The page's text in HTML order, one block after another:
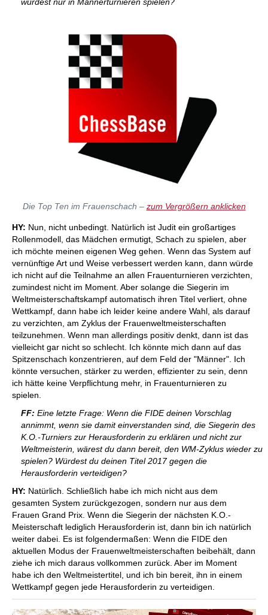
Die Top Ten im Frauenschach – zum Vergrößern anklicken
HY: Nun, nicht unbedingt. Natürlich ist Judit ein großartiges
Rollenmodell, das Mädchen ermutigt, Schach zu spielen, aber
ich möchte meinen eigenen Weg gehen. Wenn das System auf
vernünftige Art und Weise verbessert werden kann, dann würde
ich nicht auf die Teilnahme an allen Frauenturnieren verzichten,
zumindest nicht im Moment. Aber solange die Siegerin im
Weltmeisterschaftskampf automatisch ihren Titel verliert, ohne
Wettkampf, dann habe ich leider keine andere Wahl, als darauf
zu verzichten, am Zyklus der Frauenweltmeisterschaften
teilzunehmen. Wenn man allerdings positiv denkt, dann ist das
vielleicht gar nicht so schlecht. Ich könnte mich dann auf das
Spitzenschach konzentrieren, auf dem Feld der "Männer". Ich
könnte versuchen, stärker zu werden, effizienter zu sein, denn
ich hätte keine Verpflichtung mehr, in Frauenturnieren zu
spielen.
FF: Eine letzte Frage: Wenn die FIDE deinen Vorschlag
annimmt, wenn sie damit einverstanden sind, die Siegerin des
K.O.-Turniers zur Herausforderin zu erklären und nicht zur
Weltmeisterin, wärest du dann bereit, den WM-Zyklus wieder zu
spielen? Würdest du deinen Titel 2017 gegen die
Herausforderin verteidigen?
HY: Natürlich. Schließlich habe ich mich nicht aus dem
gesamten System zurückgezogen, sondern nur aus dem
Frauen Grand Prix. Wenn die Siegerin der nächsten K.O.-
Meisterschaft lediglich Herausforderin ist, dann bin ich natürlich
weiter dabei. Es ist folgendermaßen: Wenn die FIDE den
aktuellen Modus der Frauenweltmeisterschaften beibehält, dann
ziehe ich mich daraus vollkommen zurück. Aber im Moment
habe ich den Weltmeistertitel, und ich bin bereit, ihn in einem
Wettkampf gegen jede Herausforderin zu verteidigen.